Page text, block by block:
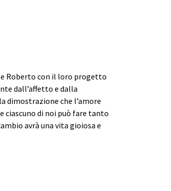
Roberto con il loro progetto
dall’affetto e dalla
dimostrazione che l’amore
ciascuno di noi può fare tanto
avrà una vita gioiosa e